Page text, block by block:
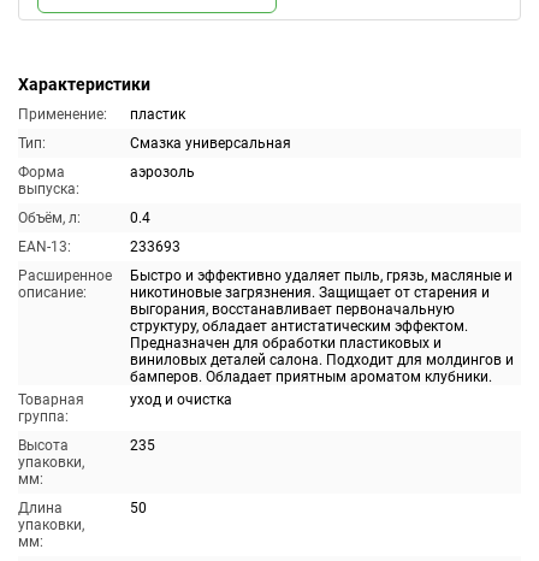
Характеристики
Применение:
пластик
Тип:
Смазка универсальная
Форма
выпуска:
аэрозоль
Объём, л:
0.4
EAN-13:
233693
Расширенное
описание:
Быстро и эффективно удаляет пыль, грязь, масляные и
никотиновые загрязнения. Защищает от старения и
выгорания, восстанавливает первоначальную
структуру, обладает антистатическим эффектом.
Предназначен для обработки пластиковых и
виниловых деталей салона. Подходит для молдингов и
бамперов. Обладает приятным ароматом клубники.
Товарная
группа:
уход и очистка
Высота
упаковки,
мм:
235
Длина
упаковки,
мм:
50